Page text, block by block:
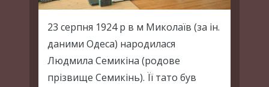
23 серпня 1924 р в м Миколаїв (за ін.
даними Одеса) народилася
Людмила Семикіна (родове
прізвище Семикінь). Її тато був